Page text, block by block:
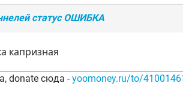
статус ОШИБКА
капризная
donate сюда -yoomoney.ru/to/